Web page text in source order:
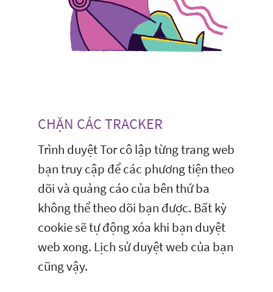
CHẶN CÁC TRACKER
Trình duyệt Tor cô lập từng trang web
bạn truy cập để các phương tiện theo
dõi và quảng cáo của bên thứ ba
không thể theo dõi bạn được. Bất kỳ
cookie sẽ tự động xóa khi bạn duyệt
web xong. Lịch sử duyệt web của bạn
cũng vậy.